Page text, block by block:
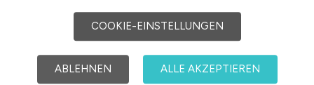
gezielt nach Gynäkologe Stellenangeboten
suchen kannst, die deinen Präferenzen
entsprechen. Du kannst nach verschiedenen
Kriterien filtern, wie Arbeitsort, Gehalt,
COOKIE-EINSTELLUNGEN
ABLEHNEN ALLE AKZEPTIEREN